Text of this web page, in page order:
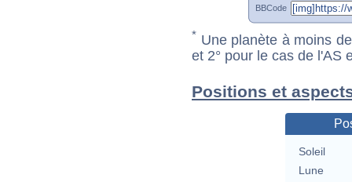
BBCode
* Une planète à moins
et 2° pour le cas de l'AS
Positions et
Soleil
Lune